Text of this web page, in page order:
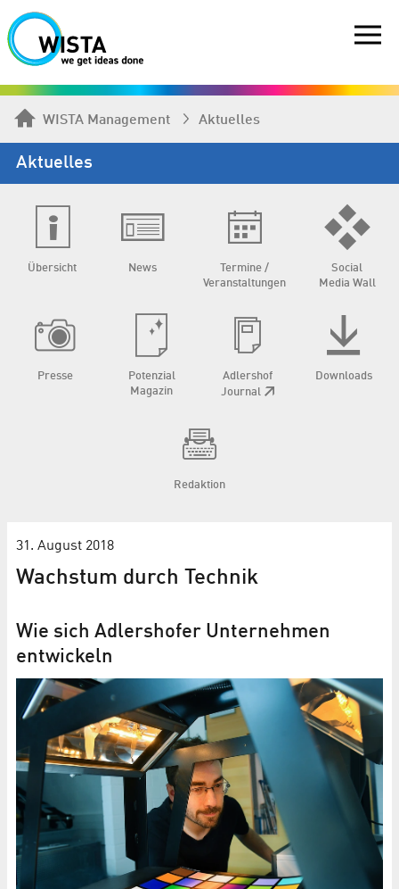
WISTA Management Aktuelles
Aktuelles
Übersicht News
Termine /
Veranstaltungen
Social
Media Wall
Presse
Potenzial
Magazin
Adlershof
Journal
Downloads
Redaktion
31. August 2018
Wachstum durch Technik
Wie sich Adlershofer Unternehmen
entwickeln